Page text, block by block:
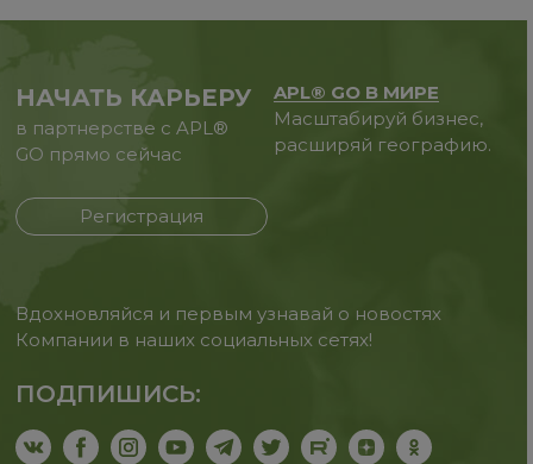
НАЧАТЬ КАРЬЕРУ
в партнерстве с APL®
GO прямо сейчас
Регистрация
APL® GO В МИРЕ
Масштабируй бизнес,
расширяй географию.
Вдохновляйся и первым узнавай о новостях
Компании в наших социальных сетях!
ПОДПИШИСЬ: